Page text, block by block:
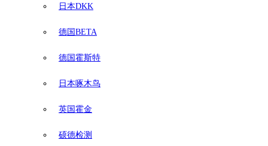
日本DKK
德国BETA
德国霍斯特
日本啄木鸟
英国霍金
硕德检测